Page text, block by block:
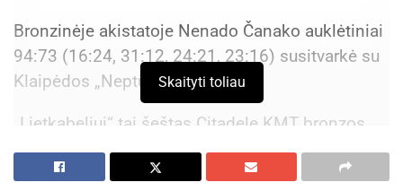
Bronzinėje akistatoje Nenado Čanako auklėtiniai
94:73 (16:24, 31:12, 24:21, 23:16) susitvarkė su
Klaipėdos „Neptūnu“.
„Lietkabeliui“ tai šeštas Citadele KMT bronzos
medalis istorijoje.
Skaityti toliau